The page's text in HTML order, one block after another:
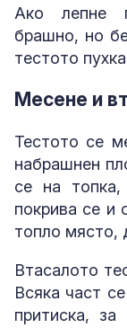
Ако лепне
брашно, но
тестото
Месене и
Тестото се
набрашнен
се на
покрива се и
топло място,
Втасалото
Всяка част
притиска,